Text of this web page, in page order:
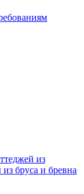
из
бруса и бревна